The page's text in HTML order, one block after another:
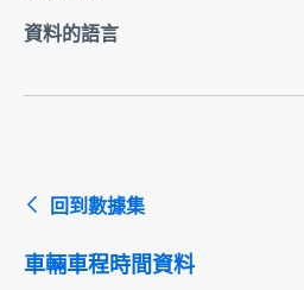
資料的語言
回到數據集
車輛車程時間資料